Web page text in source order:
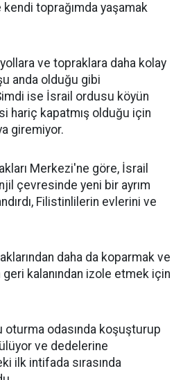
toprağımda yaşamak
ve topraklara daha kolay
anda olduğu gibi
ise İsrail ordusu köyün
hariç kapatmış olduğu için
giremiyor.
Merkezi'ne göre, İsrail
çevresinde yeni bir ayrım
Filistinlilerin evlerini ve
daha da koparmak ve
geri kalanından izole etmek için
oturma odasında koşuşturup
ve dedelerine
ilk intifada sırasında